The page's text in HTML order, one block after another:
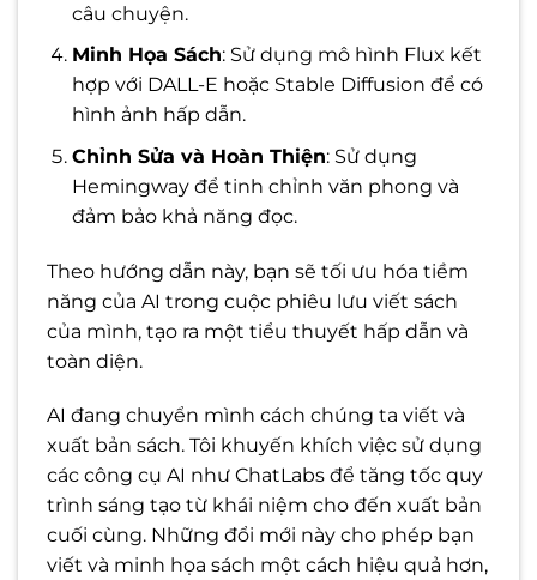
câu chuyện.
Minh Họa Sách: Sử dụng mô hình Flux kết
hợp với DALL-E hoặc Stable Diffusion để có
hình ảnh hấp dẫn.
Chỉnh Sửa và Hoàn Thiện: Sử dụng
Hemingway để tinh chỉnh văn phong và
đảm bảo khả năng đọc.
Theo hướng dẫn này, bạn sẽ tối ưu hóa tiềm
năng của AI trong cuộc phiêu lưu viết sách
của mình, tạo ra một tiểu thuyết hấp dẫn và
toàn diện.
AI đang chuyển mình cách chúng ta viết và
xuất bản sách. Tôi khuyến khích việc sử dụng
các công cụ AI như ChatLabs để tăng tốc quy
trình sáng tạo từ khái niệm cho đến xuất bản
cuối cùng. Những đổi mới này cho phép bạn
viết và minh họa sách một cách hiệu quả hơn,